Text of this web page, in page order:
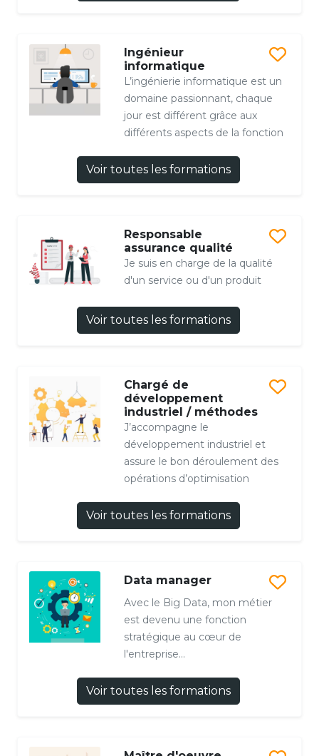
Ingénieur
informatique
L’ingénierie informatique est un
domaine passionnant, chaque
jour est différent grâce aux
différents aspects de la fonction
Voir toutes les formations
Responsable
assurance qualité
Je suis en charge de la qualité
d'un service ou d'un produit
Voir toutes les formations
Chargé de
développement
industriel / méthodes
J’accompagne le
développement industriel et
assure le bon déroulement des
opérations d’optimisation
Voir toutes les formations
Data manager
Avec le Big Data, mon métier
est devenu une fonction
stratégique au cœur de
l'entreprise...
Voir toutes les formations